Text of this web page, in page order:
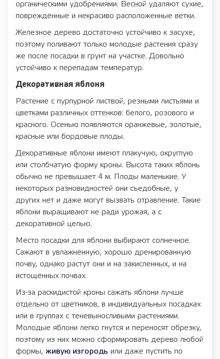
органическими удобрениями. Весной удаляют сухие,
повреждённые и некрасиво расположенные ветки.
Железное дерево достаточно устойчиво к засухе,
поэтому поливают только молодые растения сразу
же после посадки в грунт на участке. Довольно
устойчиво к перепадам температур.
Декоративная яблоня
Растение с пурпурной листвой, резными листьями и
цветками различных оттенков: белого, розового и
красного. Осенью появляются оранжевые, золотые,
красные или бордовые плоды.
Декоративные яблони имеют плакучую, округлую
или столбчатую форму кроны. Высота таких яблонь
обычно не превышает 4 м. Плоды маленькие. У
некоторых разновидностей они съедобные, у
других нет и даже могут вызвать отравление. Такие
яблони выращивают не ради урожая, а с
декоративной целью.
Место посадки для яблони выбирают солнечное.
Сажают в увлажнённую, хорошо дренированную
почву, однако растут они и на закисленных, и на
истощённых почвах.
Из-за раскидистой кроны сажать яблони лучше
отдельно от цветников, в индивидуальных посадках
или в группах с теневыносливыми растениями.
Молодые яблони легко гнутся и переносят обрезку,
поэтому из них можно сформировать дерево любой
формы, живую изгородь или даже пустить по